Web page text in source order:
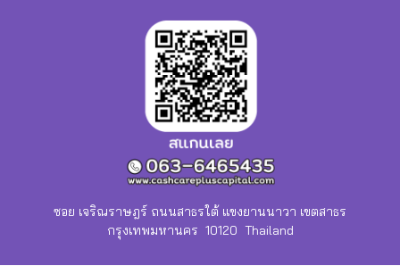
ซอย เจริณราษฎร์ ถนนสาธรใต้ แขงยานนาวา เขตสาธร
กรุงเทพมหานคร 10120 Thailand